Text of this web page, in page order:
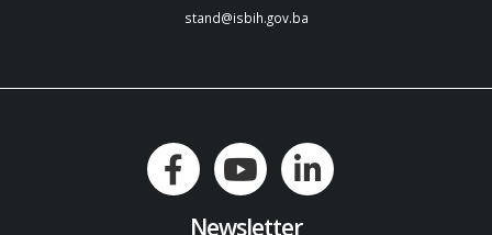
stand@isbih.gov.ba
Newsletter